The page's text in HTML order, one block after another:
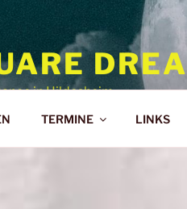
in Hildesheim
TERMINE LINKS